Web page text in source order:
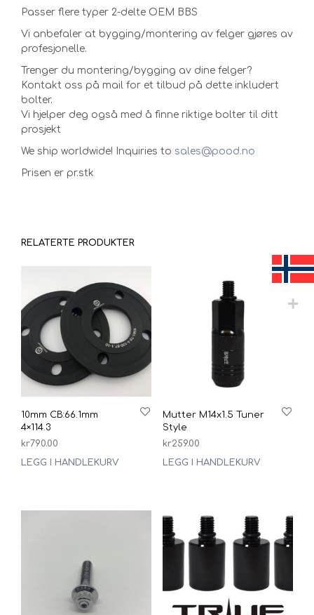
Passer flere typer 2-delte OEM BBS
Vi anbefaler at bygging/montering av felger gjøres av
profesjonelle.
Trenger du montering/bygging av dine felger?
Kontakt oss på mail for et tilbud på dette inkludert
bolter.
Vi hjelper deg også med å finne riktige bolter til ditt
prosjekt
We ship worldwide! Inquiries to sales@pood.no
Prisen er pr.stk
RELATERTE PRODUKTER
10mm CB:66.1mm
4×114.3
kr790.00
LEGG I HANDLEKURV
Mutter M14x1.5 Tuner
Style
kr259.00
LEGG I HANDLEKURV